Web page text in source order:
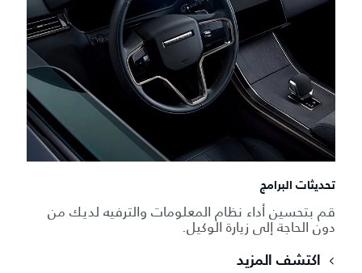
تحديثات البرامج
قم بتحسين أداء نظام المعلومات والترفيه لديك من
دون الحاجة إلى زيارة الوكيل.
اكتشف المزيد